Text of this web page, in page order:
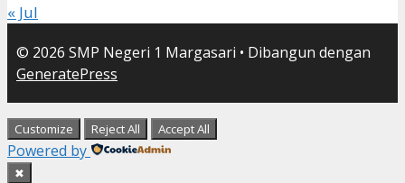
« Jul
© 2026 SMP Negeri 1 Margasari • Dibangun dengan
GeneratePress
Customize Reject All Accept All
Powered by
✖